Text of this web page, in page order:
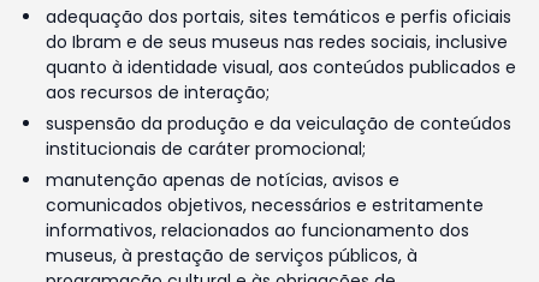
adequação dos portais, sites temáticos e perfis oficiais
do Ibram e de seus museus nas redes sociais, inclusive
quanto à identidade visual, aos conteúdos publicados e
aos recursos de interação;
suspensão da produção e da veiculação de conteúdos
institucionais de caráter promocional;
manutenção apenas de notícias, avisos e
comunicados objetivos, necessários e estritamente
informativos, relacionados ao funcionamento dos
museus, à prestação de serviços públicos, à